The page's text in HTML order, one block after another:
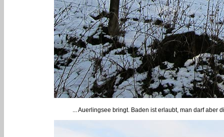
... Auerlingsee bringt. Baden ist erlaubt, man darf aber